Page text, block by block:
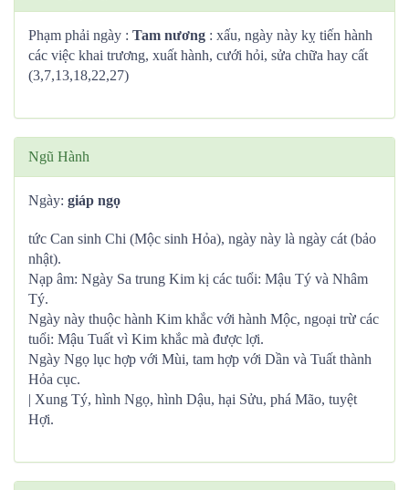
Phạm phải ngày : Tam nương : xấu, ngày này kỵ tiến hành
các việc khai trương, xuất hành, cưới hỏi, sửa chữa hay cất
(3,7,13,18,22,27)
Ngũ Hành
Ngày: giáp ngọ
tức Can sinh Chi (Mộc sinh Hỏa), ngày này là ngày cát (bảo
nhật).
Nạp âm: Ngày Sa trung Kim kị các tuổi: Mậu Tý và Nhâm
Tý.
Ngày này thuộc hành Kim khắc với hành Mộc, ngoại trừ các
tuổi: Mậu Tuất vì Kim khắc mà được lợi.
Ngày Ngọ lục hợp với Mùi, tam hợp với Dần và Tuất thành
Hỏa cục.
| Xung Tý, hình Ngọ, hình Dậu, hại Sửu, phá Mão, tuyệt
Hợi.